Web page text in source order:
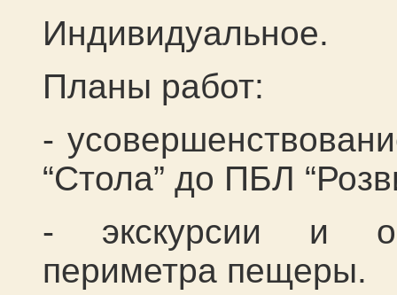
Индивидуальное.
Планы работ:
-
“Стола” до ПБЛ “
- экскурсии и
периметра пещеры.